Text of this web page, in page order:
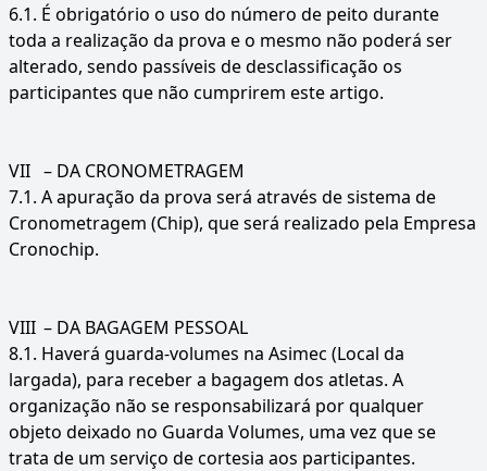
6.1. É obrigatório o uso do número de peito durante
toda a realização da prova e o mesmo não poderá ser
alterado, sendo passíveis de desclassificação os
participantes que não cumprirem este artigo.
VII – DA CRONOMETRAGEM
7.1. A apuração da prova será através de sistema de
Cronometragem (Chip), que será realizado pela Empresa
Cronochip.
VIII – DA BAGAGEM PESSOAL
8.1. Haverá guarda-volumes na Asimec (Local da
largada), para receber a bagagem dos atletas. A
organização não se responsabilizará por qualquer
objeto deixado no Guarda Volumes, uma vez que se
trata de um serviço de cortesia aos participantes.